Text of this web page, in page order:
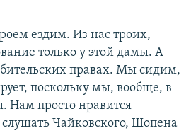
ездим. Из нас троих,
только у этой дамы. А
правах. Мы сидим,
поскольку мы, вообще, в
Нам просто нравится
Чайковского, Шопена